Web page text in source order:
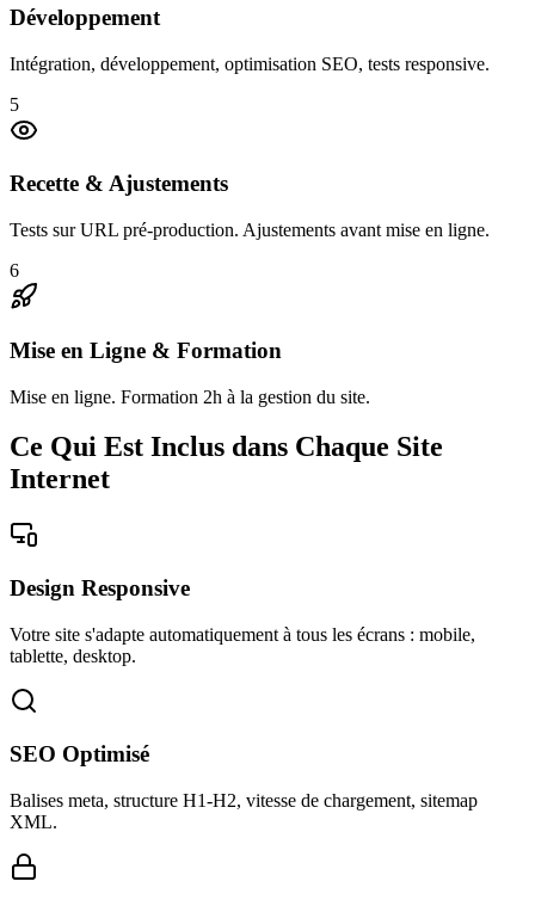
Développement
Intégration, développement, optimisation SEO, tests responsive.
5
Recette & Ajustements
Tests sur URL pré-production. Ajustements avant mise en ligne.
6
Mise en Ligne & Formation
Mise en ligne. Formation 2h à la gestion du site.
Ce Qui Est Inclus dans Chaque Site
Internet
Design Responsive
Votre site s'adapte automatiquement à tous les écrans : mobile,
tablette, desktop.
SEO Optimisé
Balises meta, structure H1-H2, vitesse de chargement, sitemap
XML.